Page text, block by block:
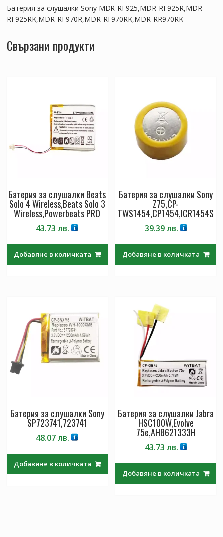
Батерия за слушалки Sony MDR-RF925,MDR-RF925R,MDR-
RF925RK,MDR-RF970R,MDR-RF970RK,MDR-RR970RK
Свързани продукти
Батерия за слушалки Beats
Solo 4 Wireless,Beats Solo 3
Wireless,Powerbeats PRO
43.73лв.
Добавяне в количката
Батерия за слушалки Sony
Z75,CP-
TWS1454,CP1454,ICR1454S
39.39лв.
Добавяне в количката
Батерия за слушалки Sony
SP723741,723741
48.07лв.
Добавяне в количката
Батерия за слушалки Jabra
HSC100W,Evolve
75e,AHB621333H
43.73 лв.
Добавяне в количката